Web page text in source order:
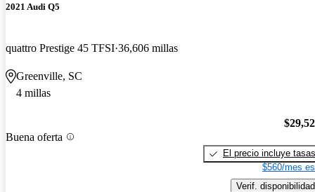
2021 Audi Q5
quattro Prestige 45 TFSI 36,606 millas
Greenville, SC
4 millas
Buena oferta
El precio incluye tasas
$560/mes
Verif. disponibilidad